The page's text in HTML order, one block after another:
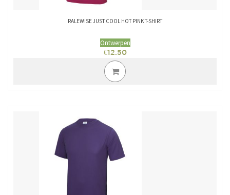
RALEWISE JUST COOL HOT PINK T-SHIRT
Ontwerpen
€12.50